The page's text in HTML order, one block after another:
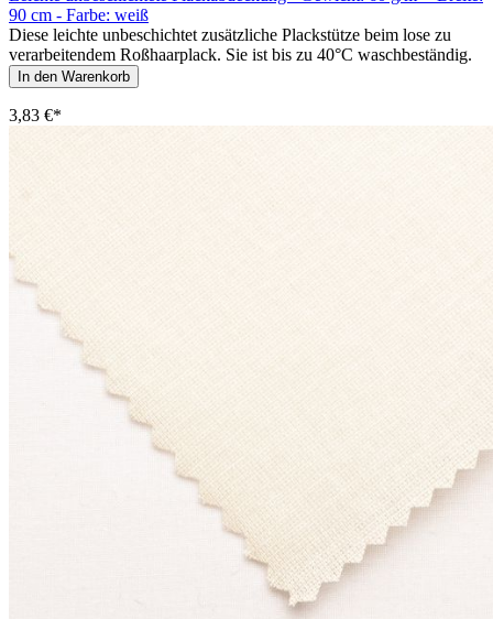
90 cm - Farbe: weiß
Diese leichte unbeschichtet zusätzliche Plackstütze beim lose zu
verarbeitendem Roßhaarplack. Sie ist bis zu 40°C waschbeständig.
In den Warenkorb
3,83 €*